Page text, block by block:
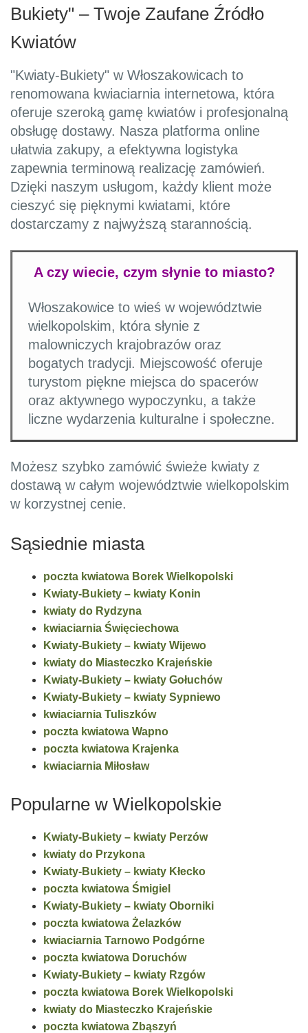
Bukiety" – Twoje Zaufane Źródło
Kwiatów
"Kwiaty-Bukiety" w Włoszakowicach to
renomowana kwiaciarnia internetowa, która
oferuje szeroką gamę kwiatów i profesjonalną
obsługę dostawy. Nasza platforma online
ułatwia zakupy, a efektywna logistyka
zapewnia terminową realizację zamówień.
Dzięki naszym usługom, każdy klient może
cieszyć się pięknymi kwiatami, które
dostarczamy z najwyższą starannością.
A czy wiecie, czym słynie to miasto?
Włoszakowice to wieś w województwie
wielkopolskim, która słynie z
malowniczych krajobrazów oraz
bogatych tradycji. Miejscowość oferuje
turystom piękne miejsca do spacerów
oraz aktywnego wypoczynku, a także
liczne wydarzenia kulturalne i społeczne.
Możesz szybko zamówić świeże kwiaty z
dostawą w całym województwie wielkopolskim
w korzystnej cenie.
Sąsiednie miasta
poczta kwiatowa Borek Wielkopolski
Kwiaty-Bukiety – kwiaty Konin
kwiaty do Rydzyna
kwiaciarnia Święciechowa
Kwiaty-Bukiety – kwiaty Wijewo
kwiaty do Miasteczko Krajeńskie
Kwiaty-Bukiety – kwiaty Gołuchów
Kwiaty-Bukiety – kwiaty Sypniewo
kwiaciarnia Tuliszków
poczta kwiatowa Wapno
poczta kwiatowa Krajenka
kwiaciarnia Miłosław
Popularne w Wielkopolskie
Kwiaty-Bukiety – kwiaty Perzów
kwiaty do Przykona
Kwiaty-Bukiety – kwiaty Kłecko
poczta kwiatowa Śmigiel
Kwiaty-Bukiety – kwiaty Oborniki
poczta kwiatowa Żelazków
kwiaciarnia Tarnowo Podgórne
poczta kwiatowa Doruchów
Kwiaty-Bukiety – kwiaty Rzgów
poczta kwiatowa Borek Wielkopolski
kwiaty do Miasteczko Krajeńskie
poczta kwiatowa Zbąszyń